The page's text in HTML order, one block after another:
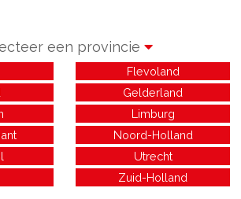
een provincie
Flevoland
Gelderland
Limburg
Noord-Holland
Utrecht
Zuid-Holland